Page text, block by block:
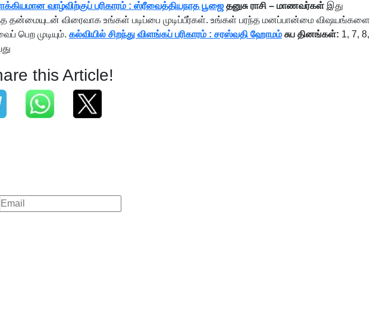
வாழ்விற்குப் பரிகாரம் : ஸ்ரீவைத்தியநாத பூஜை தனுசு ராசி – மாணவர்கள் இது
தன்மையுடன் விரைவாக உங்கள் படிப்பை முடிப்பீர்கள். உங்கள் பரந்த மனப்பான்மை விஷயங்களை
பெற முடியும். கல்வியில் சிறந்து விளங்கப் பரிகாரம் : சரஸ்வதி ஹோமம் சுப தினங்கள்: 1, 7, 8,
this Article!